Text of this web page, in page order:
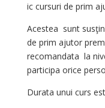
ic cursuri de prim
Acestea sunt
de prim ajutor
recomandata la
participa orice
Durata unui curs